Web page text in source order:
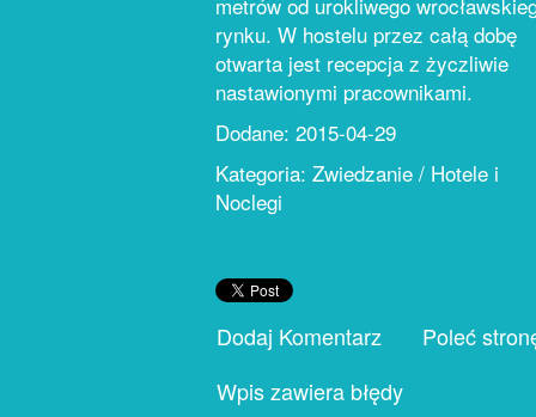
rynku. W hostelu przez całą dobę
otwarta jest recepcja z życzliwie
nastawionymi pracownikami.
Dodane: 2015-04-29
Kategoria: Zwiedzanie / Hotele i
Noclegi
Dodaj Komentarz
Poleć
Wpis zawiera błędy